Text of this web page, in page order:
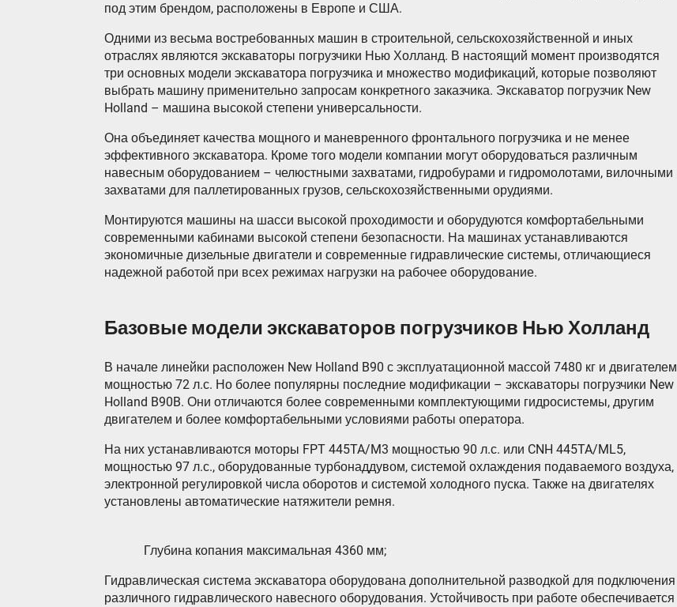
под этим брендом, расположены в Европе и США.
Одними из весьма востребованных машин в строительной, сельскохозяйственной и иных
отраслях являются экскаваторы погрузчики Нью Холланд. В настоящий момент производятся
три основных модели экскаватора погрузчика и множество модификаций, которые позволяют
выбрать машину применительно запросам конкретного заказчика. Экскаватор погрузчик New
Holland – машина высокой степени универсальности.
Она объединяет качества мощного и маневренного фронтального погрузчика и не менее
эффективного экскаватора. Кроме того модели компании могут оборудоваться различным
навесным оборудованием – челюстными захватами, гидробурами и гидромолотами, вилочными
захватами для паллетированных грузов, сельскохозяйственными орудиями.
Монтируются машины на шасси высокой проходимости и оборудуются комфортабельными
современными кабинами высокой степени безопасности. На машинах устанавливаются
экономичные дизельные двигатели и современные гидравлические системы, отличающиеся
надежной работой при всех режимах нагрузки на рабочее оборудование.
Базовые модели экскаваторов погрузчиков Нью Холланд
В начале линейки расположен New Holland B90 с эксплуатационной массой 7480 кг и двигателем
мощностью 72 л.с. Но более популярны последние модификации – экскаваторы погрузчики New
Holland B90B. Они отличаются более современными комплектующими гидросистемы, другим
двигателем и более комфортабельными условиями работы оператора.
На них устанавливаются моторы FPT 445TA/M3 мощностью 90 л.с. или CNH 445TA/ML5,
мощностью 97 л.с., оборудованные турбонаддувом, системой охлаждения подаваемого воздуха,
электронной регулировкой числа оборотов и системой холодного пуска. Также на двигателях
установлены автоматические натяжители ремня.
Глубина копания максимальная 4360 мм;
Гидравлическая система экскаватора оборудована дополнительной разводкой для подключения
различного гидравлического навесного оборудования. Устойчивость при работе обеспечивается